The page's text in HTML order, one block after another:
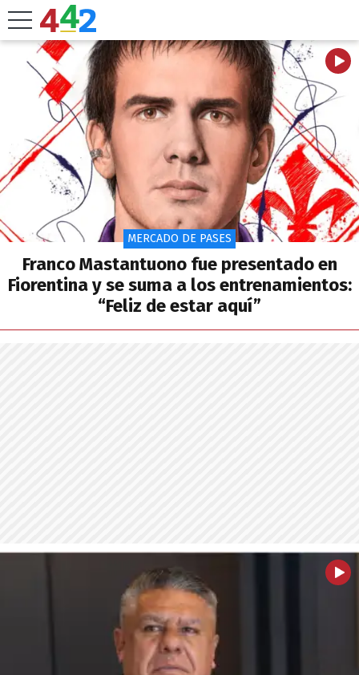
MERCADO DE PASES
Franco Mastantuono fue presentado en
Fiorentina y se suma a los entrenamientos:
“Feliz de estar aquí”